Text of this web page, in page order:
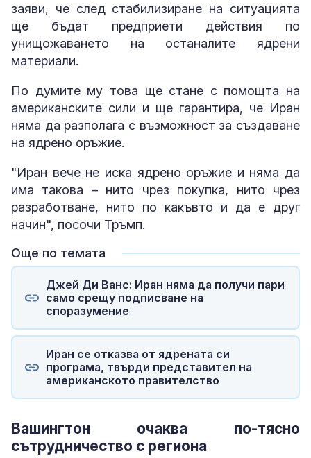
заяви, че след стабилизиране на ситуацията
ще бъдат предприети действия по
унищожаването на останалите ядрени
материали.
По думите му това ще стане с помощта на
американските сили и ще гарантира, че Иран
няма да разполага с възможност за създаване
на ядрено оръжие.
"Иран вече не иска ядрено оръжие и няма да
има такова – нито чрез покупка, нито чрез
разработване, нито по какъвто и да е друг
начин", посочи Тръмп.
Още по темата
Джей Ди Ванс: Иран няма да получи пари
само срещу подписване на
споразумение
Иран се отказва от ядрената си
програма, твърди представител на
американското правителство
Вашингтон очаква по-тясно
сътрудничество с региона